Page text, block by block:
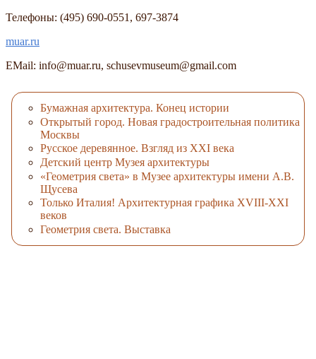
Телефоны: (495) 690-0551, 697-3874
muar.ru
EMail: info@muar.ru, schusevmuseum@gmail.com
Бумажная архитектура. Конец истории
Открытый город. Новая градостроительная политика
Москвы
Русское деревянное. Взгляд из XXI века
Детский центр Музея архитектуры
«Геометрия света» в Музее архитектуры имени А.В.
Щусева
Только Италия! Архитектурная графика XVIII-XXI
веков
Геометрия света. Выставка